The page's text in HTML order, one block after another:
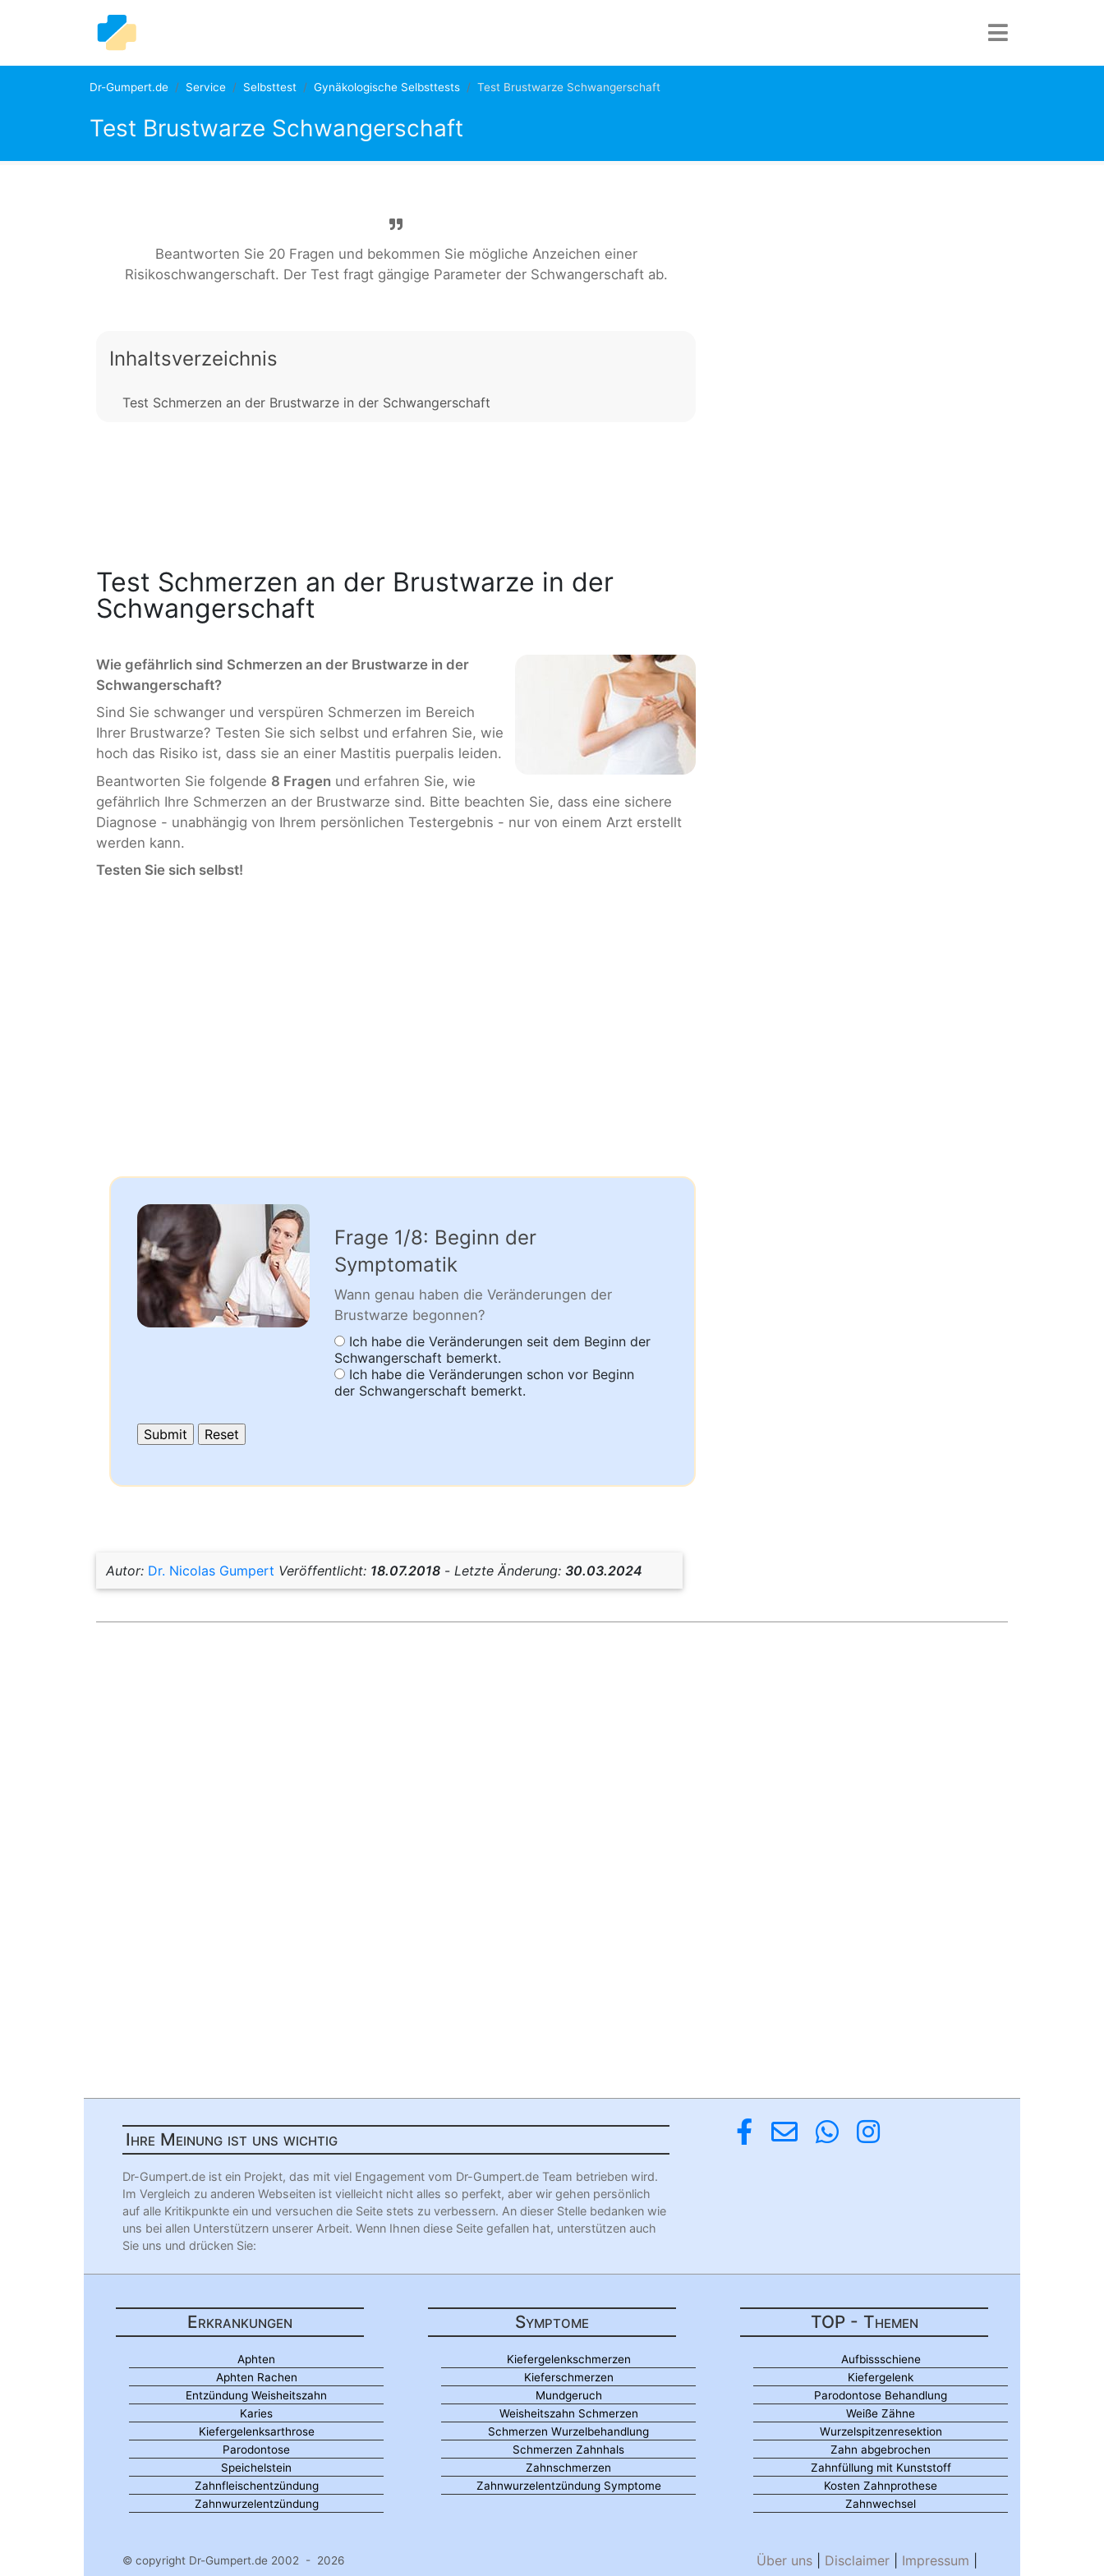
Dr-Gumpert.de Service Selbsttest Gynäkologische Selbsttests Test Brustwarze Schwangerschaft
Test Brustwarze Schwangerschaft
Beantworten Sie 20 Fragen und bekommen Sie mögliche Anzeichen einer
Risikoschwangerschaft. Der Test fragt gängige Parameter der Schwangerschaft ab.
Inhaltsverzeichnis
Test Schmerzen an der Brustwarze in der Schwangerschaft
Test Schmerzen an der Brustwarze in der
Schwangerschaft
Wie gefährlich sind Schmerzen an der Brustwarze in der
Schwangerschaft?
Sind Sie schwanger und verspüren Schmerzen im Bereich
Ihrer Brustwarze? Testen Sie sich selbst und erfahren Sie, wie
hoch das Risiko ist, dass sie an einer Mastitis puerpalis leiden.
Beantworten Sie folgende 8 Fragen und erfahren Sie, wie
gefährlich Ihre Schmerzen an der Brustwarze sind. Bitte beachten Sie, dass eine sichere
Diagnose - unabhängig von Ihrem persönlichen Testergebnis - nur von einem Arzt erstellt
werden kann.
Testen Sie sich selbst!
Frage 1/8: Beginn der
Symptomatik
Wann genau haben die Veränderungen der
Brustwarze begonnen?
Ich habe die Veränderungen seit dem Beginn der
Schwangerschaft bemerkt.
Ich habe die Veränderungen schon vor Beginn
der Schwangerschaft bemerkt.
Autor: Dr. Nicolas Gumpert Veröffentlicht: 18.07.2018 - Letzte Änderung: 30.03.2024
Ihre Meinung ist uns wichtig
Dr-Gumpert.de ist ein Projekt, das mit viel Engagement vom Dr-Gumpert.de Team betrieben wird.
Im Vergleich zu anderen Webseiten ist vielleicht nicht alles so perfekt, aber wir gehen persönlich
auf alle Kritikpunkte ein und versuchen die Seite stets zu verbessern. An dieser Stelle bedanken wie
uns bei allen Unterstützern unserer Arbeit. Wenn Ihnen diese Seite gefallen hat, unterstützen auch
Sie uns und drücken Sie:
Erkrankungen
Aphten
Aphten Rachen
Entzündung Weisheitszahn
Karies
Kiefergelenksarthrose
Parodontose
Speichelstein
Zahnfleischentzündung
Zahnwurzelentzündung
Symptome
Kiefergelenkschmerzen
Kieferschmerzen
Mundgeruch
Weisheitszahn Schmerzen
Schmerzen Wurzelbehandlung
Schmerzen Zahnhals
Zahnschmerzen
Zahnwurzelentzündung Symptome
TOP - Themen
Aufbissschiene
Kiefergelenk
Parodontose Behandlung
Weiße Zähne
Wurzelspitzenresektion
Zahn abgebrochen
Zahnfüllung mit Kunststoff
Kosten Zahnprothese
Zahnwechsel
© copyright Dr-Gumpert.de 2002 - 2026 Über uns| Disclaimer| Impressum